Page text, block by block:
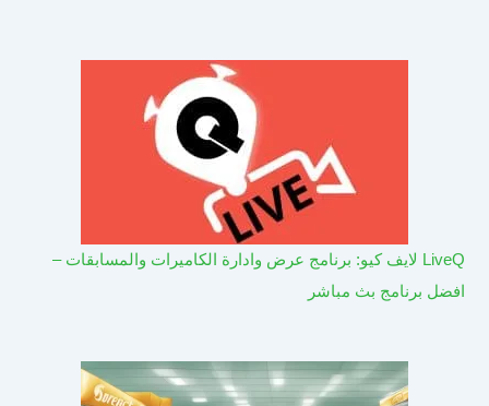
LiveQ لايف كيو: برنامج عرض وادارة الكاميرات والمسابقات –
افضل برنامج بث مباشر